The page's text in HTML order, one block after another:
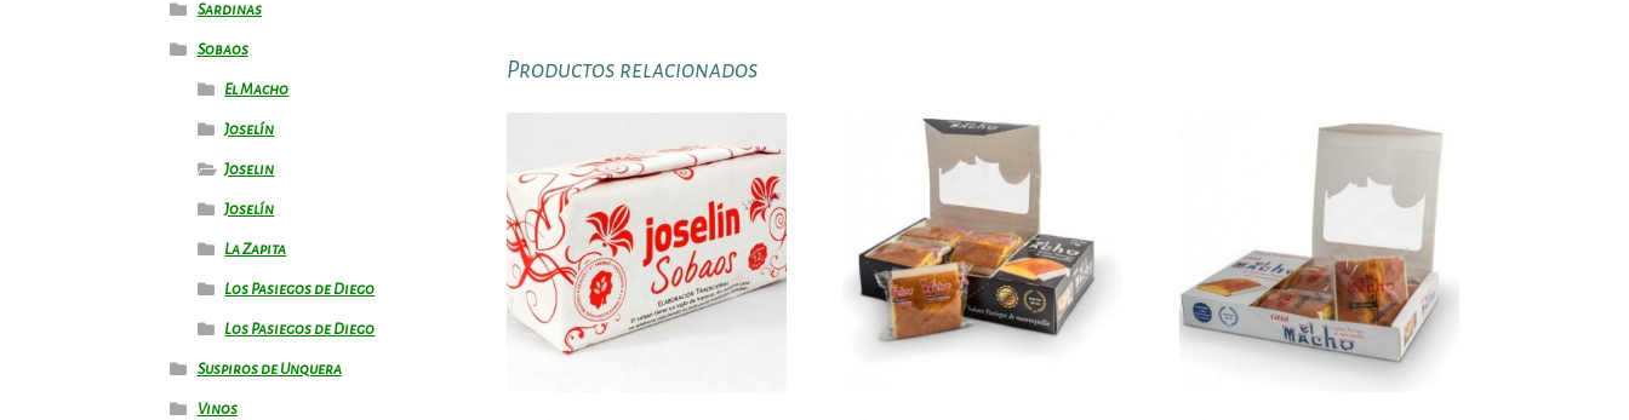
Productos relacionados
Sardinas
Sobaos
El Macho
Joselín
Joselin
Joselín
La Zapita
Los Pasiegos de Diego
Los Pasiegos de Diego
Suspiros de Unquera
Vinos